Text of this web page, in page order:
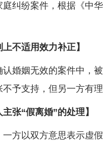
纷案件，根据《中华
不适用效力补正】
姻无效的案件中，被
不予支持，但另一方有
张“假离婚”的处理】
以双方意思表示虚假